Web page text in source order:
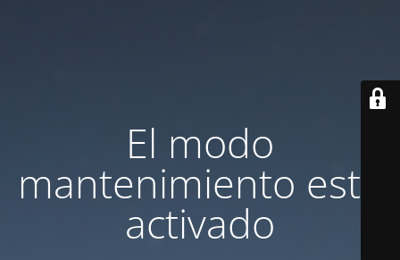
El modo
mantenimiento está
activado